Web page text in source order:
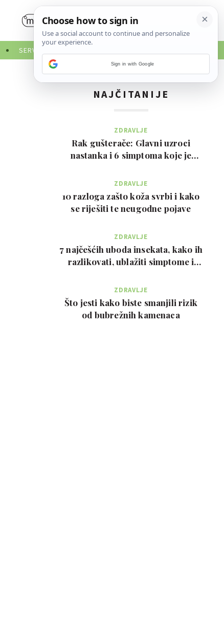
SERVISNE INFORMACIJE
NAJČITANIJE
ZDRAVLJE
Rak gušterače: Glavni uzroci
nastanka i 6 simptoma koje je
ZDRAVLJE
10 razloga zašto koža svrbi i kako
se riješiti te neugodne pojave
ZDRAVLJE
7 najčešćih uboda insekata, kako ih
razlikovati, ublažiti simptome i
ZDRAVLJE
Što jesti kako biste smanjili rizik
od bubrežnih kamenaca
Sign in with Google